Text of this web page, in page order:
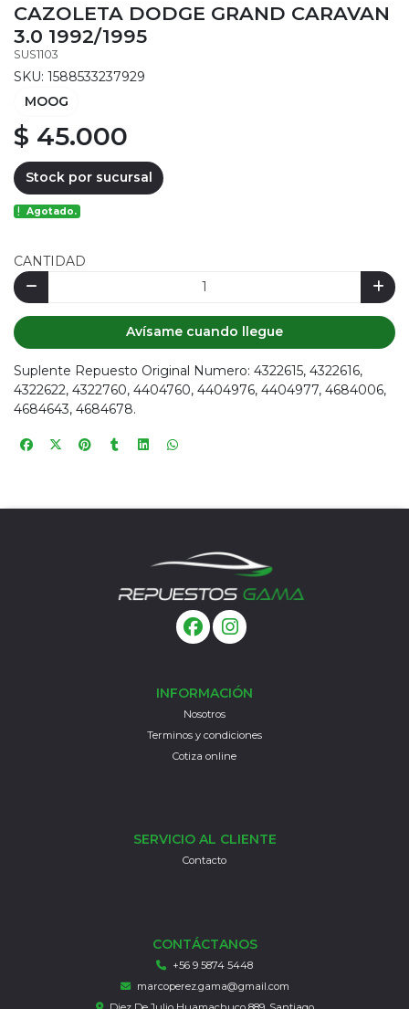
CAZOLETA DODGE GRAND CARAVAN
3.0 1992/1995
SUS1103
SKU: 1588533237929
MOOG
$ 45.000
Stock por sucursal
Agotado.
CANTIDAD
Avísame cuando llegue
Suplente Repuesto Original Numero: 4322615, 4322616,
4322622, 4322760, 4404760, 4404976, 4404977, 4684006,
4684643, 4684678.
INFORMACIÓN
Nosotros
Terminos y condiciones
Cotiza online
SERVICIO AL CLIENTE
Contacto
CONTÁCTANOS
+56 9 5874 5448
marcoperez.gama@gmail.com